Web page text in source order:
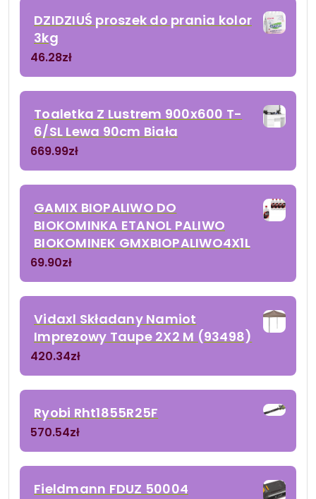
DZIDZIUŚ proszek do prania kolor
3kg
46.28zł
Toaletka Z Lustrem 900x600 T-
6/SL Lewa 90cm Biała
669.99zł
GAMIX BIOPALIWO DO
BIOKOMINKA ETANOL PALIWO
BIOKOMINEK GMXBIOPALIWO4X1L
69.90zł
Vidaxl Składany Namiot
Imprezowy Taupe 2X2 M (93498)
420.34zł
Ryobi Rht1855R25F
570.54zł
Fieldmann FDUZ 50004